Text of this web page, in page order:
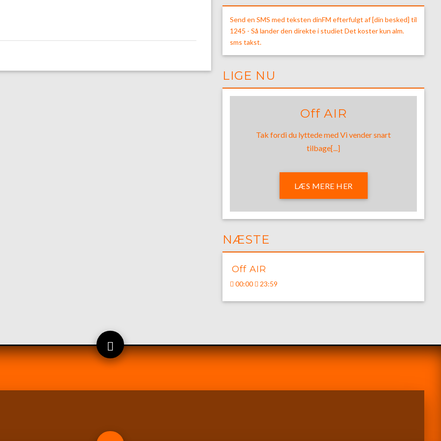
Send en SMS med teksten dinFM efterfulgt af [din besked] til
1245 - Så lander den direkte i studiet Det koster kun alm.
sms takst.
LIGE NU
Off AIR
Tak fordi du lyttede med Vi vender snart
tilbage[...]
LÆS MERE HER
NÆSTE
Off AIR
00:00 23:59